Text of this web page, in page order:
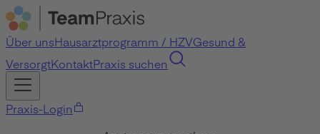
Über unsHausarztprogramm / HZVGesund &
VersorgtKontaktPraxis suchen
Praxis-Login